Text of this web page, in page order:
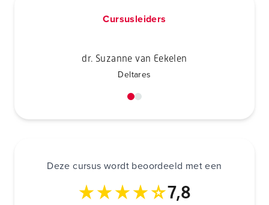
Cursusleiders
dr. Suzanne van Eekelen
Deltares
Deze cursus wordt beoordeeld met een
7,8